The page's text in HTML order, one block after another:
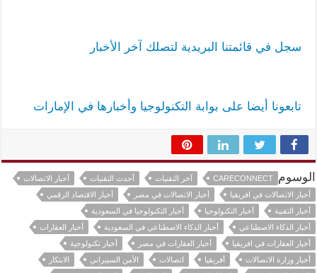
سجل في قائمتنا البريدية لتصلك آخر الأخبار
تابعونا أيضا على بوابة التكنولوجيا وأخبارها في الإمارات
الوسوم CARECONNECT آخر التقنيات أحدث التقنيات
أخبار الاتصالات
أخبار الاتصالات في افريقيا
أخبار الاتصالات في مصر
أخبار الاقتصاد الرقمي
أخبار التقنية
أخبار التكنولوجيا
أخبار التكنولوجيا في السعودية
أخبار الذكاء الاصطناعي
أخبار الذكاء الاصطناعي في السعودية
أخبار العقارات
أخبار العقارات في افريقيا
أخبار العقارات في مصر
أخبار تكنولوجية
أخبار وزارة الاتصالات
أفريقيا اتصالات الأمن السيبراني
الابتكار